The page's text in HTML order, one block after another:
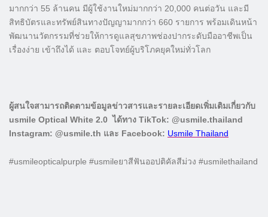
มากกว่า 55 ล้านคน มีผู้ใช้งานใหม่มากกว่า 20,000 คนต่อวัน และมี
สิทธิบัตรและทรัพย์สินทางปัญญามากกว่า 660 รายการ พร้อมเดินหน้า
พัฒนานวัตกรรมที่ช่วยให้การดูแลสุขภาพช่องปากระดับมืออาชีพเป็น
เรื่องง่าย เข้าถึงได้ และ ตอบโจทย์ผู้บริโภคยุคใหม่ทั่วโลก
ผู้สนใจสามารถติดตามข้อมูลข่าวสารและรายละเอียดเพิ่มเติมเกี่ยวกับ
usmile Optical White 2.0 ได้ทาง TikTok: @usmile.thailand
Instagram: @usmile.th และ Facebook: Usmile Thailand
#usmileopticalpurple #usmileยาสีฟันออปติคัลสีม่วง #usmilethailand